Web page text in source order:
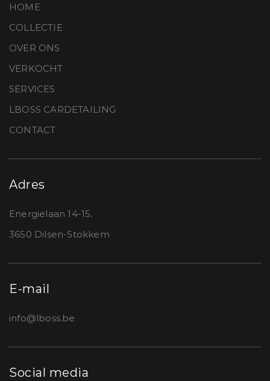
HOME
COLLECTIE
OVER ONS
VERKOCHT
SERVICES
LBOSS CARDETAILING
CONTACT
Adres
Energielaan 14-15,
3650 Dilsen-Stokkem
E-mail
info@lboss.be
Social media